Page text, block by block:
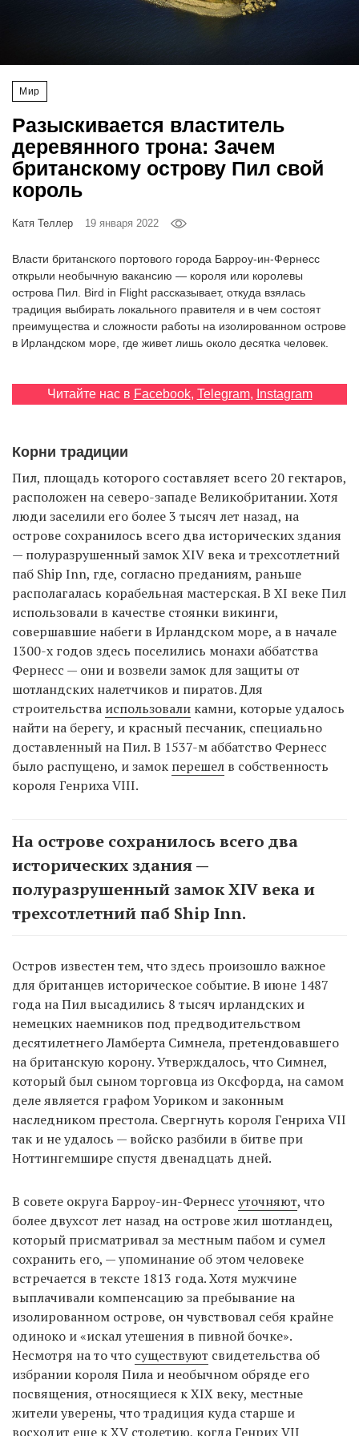
Мир
Разыскивается властитель
деревянного трона: Зачем
британскому острову Пил свой
король
Катя Теллер 19 января 2022
Власти британского портового города Барроу-ин-Фернесс
открыли необычную вакансию — короля или королевы
острова Пил. Bird in Flight рассказывает, откуда взялась
традиция выбирать локального правителя и в чем состоят
преимущества и сложности работы на изолированном острове
в Ирландском море, где живет лишь около десятка человек.
Читайте нас в Facebook, Telegram, Instagram
Корни традиции
Пил, площадь которого составляет всего 20 гектаров,
расположен на северо-западе Великобритании. Хотя
люди заселили его более 3 тысяч лет назад, на
острове сохранилось всего два исторических здания
— полуразрушенный замок XIV века и трехсотлетний
паб Ship Inn, где, согласно преданиям, раньше
располагалась корабельная мастерская. В XI веке Пил
использовали в качестве стоянки викинги,
совершавшие набеги в Ирландском море, а в начале
1300-х годов здесь поселились монахи аббатства
Фернесс — они и возвели замок для защиты от
шотландских налетчиков и пиратов. Для
строительства использовали камни, которые удалось
найти на берегу, и красный песчаник, специально
доставленный на Пил. В 1537-м аббатство Фернесс
было распущено, и замок перешел в собственность
короля Генриха VIII.
На острове сохранилось всего два
исторических здания —
полуразрушенный замок XIV века и
трехсотлетний паб Ship Inn.
Остров известен тем, что здесь произошло важное
для британцев историческое событие. В июне 1487
года на Пил высадились 8 тысяч ирландских и
немецких наемников под предводительством
десятилетнего Ламберта Симнела, претендовавшего
на британскую корону. Утверждалось, что Симнел,
который был сыном торговца из Оксфорда, на самом
деле является графом Уориком и законным
наследником престола. Свергнуть короля Генриха VII
так и не удалось — войско разбили в битве при
Ноттингемшире спустя двенадцать дней.
В совете округа Барроу-ин-Фернесс уточняют, что
более двухсот лет назад на острове жил шотландец,
который присматривал за местным пабом и сумел
сохранить его, — упоминание об этом человеке
встречается в тексте 1813 года. Хотя мужчине
выплачивали компенсацию за пребывание на
изолированном острове, он чувствовал себя крайне
одиноко и «искал утешения в пивной бочке».
Несмотря на то что существуют свидетельства об
избрании короля Пила и необычном обряде его
посвящения, относящиеся к XIX веку, местные
жители уверены, что традиция куда старше и
восходит еще к XV столетию, когда Генрих VII